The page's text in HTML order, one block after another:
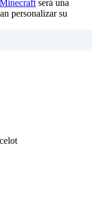
Minecraft será una
personalizar su